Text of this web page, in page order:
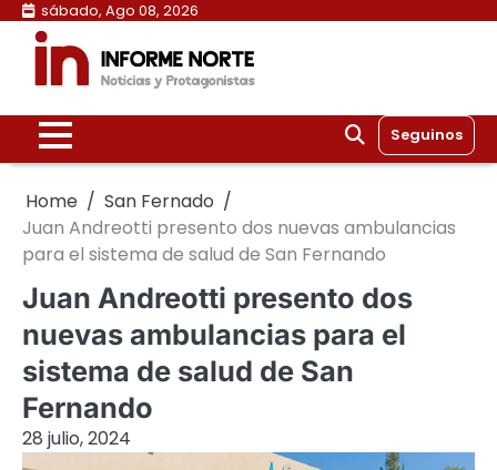
Skip
content
sábado, Ago 08, 2026
Seguinos
Home
San Fernado
Juan Andreotti presento dos nuevas ambulancias
para el sistema de salud de San Fernando
Juan Andreotti presento dos
nuevas ambulancias para el
sistema de salud de San
Fernando
28 julio, 2024